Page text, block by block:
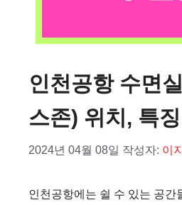
인천공항 수면
스존) 위치, 특징
2024년 04월 08일 작성자: 이
인천공항에는 쉴 수 있는 공간